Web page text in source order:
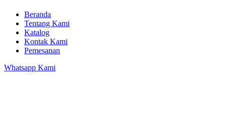
Beranda
Tentang Kami
Katalog
Kontak Kami
Pemesanan
Whatsapp Kami